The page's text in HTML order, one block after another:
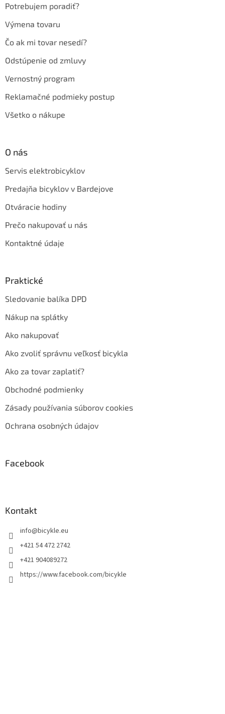
Potrebujem poradiť?
Výmena tovaru
Čo ak mi tovar nesedí?
Odstúpenie od zmluvy
Vernostný program
Reklamačné podmieky postup
Všetko o nákupe
O nás
Servis elektrobicyklov
Predajňa bicyklov v Bardejove
Otváracie hodiny
Prečo nakupovať u nás
Kontaktné údaje
Praktické
Sledovanie balíka DPD
Nákup na splátky
Ako nakupovať
Ako zvoliť správnu veľkosť bicykla
Ako za tovar zaplatiť?
Obchodné podmienky
Zásady používania súborov cookies
Ochrana osobných údajov
Facebook
Kontakt
info@bicykle.eu
+421 54 472 2742
+421 904089272
https://www.facebook.com/bicykle